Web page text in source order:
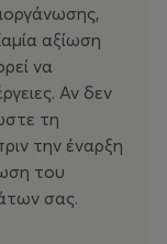
αξίωση
να
Αν δεν
τη
την έναρξη
του
σας.